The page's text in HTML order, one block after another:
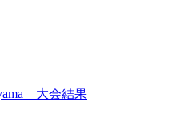
大会結果